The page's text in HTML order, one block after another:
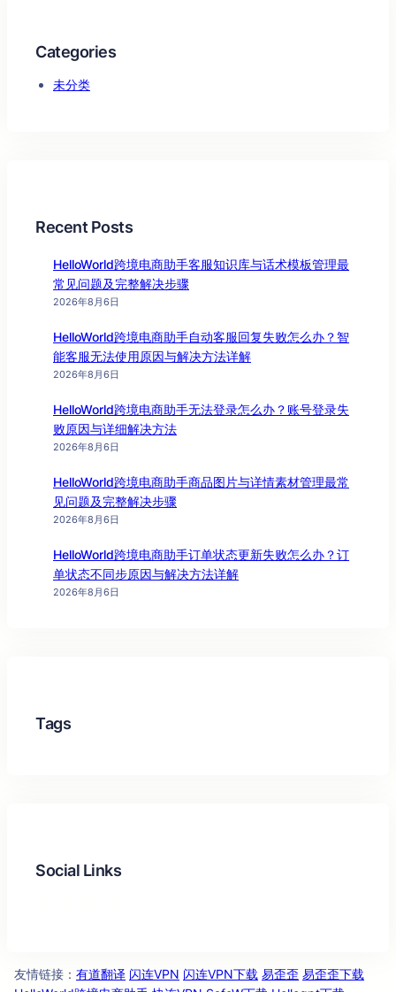
Categories
未分类
Recent Posts
HelloWorld跨境电商助手客服知识库与话术模板管理最
常见问题及完整解决步骤
2026年8月6日
HelloWorld跨境电商助手自动客服回复失败怎么办？智
能客服无法使用原因与解决方法详解
2026年8月6日
HelloWorld跨境电商助手无法登录怎么办？账号登录失
败原因与详细解决方法
2026年8月6日
HelloWorld跨境电商助手商品图片与详情素材管理最常
见问题及完整解决步骤
2026年8月6日
HelloWorld跨境电商助手订单状态更新失败怎么办？订
单状态不同步原因与解决方法详解
2026年8月6日
Tags
Social Links
友情链接 ： 有道翻译 闪连VPN 闪连VPN下载 易歪歪 易歪歪下载